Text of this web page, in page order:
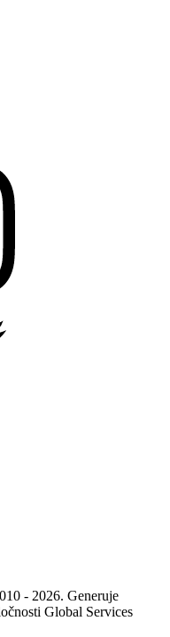
- 2026. Generuje
Global Services